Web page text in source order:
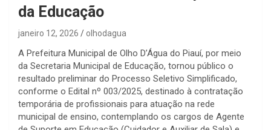
da Educação
janeiro 12, 2026 olhodagua
A Prefeitura Municipal de Olho D’Água do Piauí, por meio
da Secretaria Municipal de Educação, tornou público o
resultado preliminar do Processo Seletivo Simplificado,
conforme o Edital nº 003/2025, destinado à contratação
temporária de profissionais para atuação na rede
municipal de ensino, contemplando os cargos de Agente